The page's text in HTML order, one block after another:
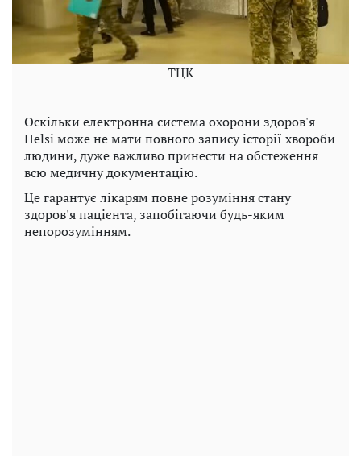
ТЦК
Оскільки електронна система охорони здоров'я
Helsi може не мати повного запису історії хвороби
людини, дуже важливо принести на обстеження
всю медичну документацію.
Це гарантує лікарям повне розуміння стану
здоров'я пацієнта, запобігаючи будь-яким
непорозумінням.